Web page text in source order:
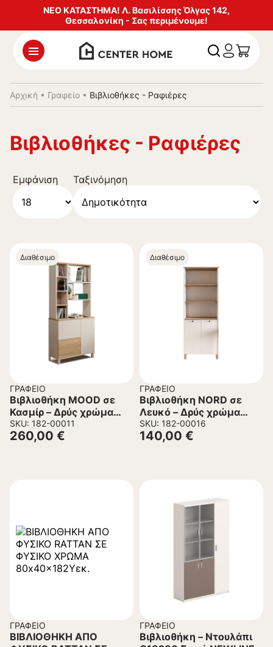
ΝΕΟ ΚΑΤΑΣΤΗΜΑ! Λ. Βασιλίσσης Όλγας 142,
Θεσσαλονίκη - Σας περιμένουμε!
Αρχική • Γραφείο • Βιβλιοθήκες - Ραφιέρες
Βιβλιοθήκες - Ραφιέρες
Εμφάνιση Ταξινόμηση
Διαθέσιμο
ΓΡΑΦΕΊΟ
Βιβλιοθήκη MOOD σε
Κασμίρ – Δρύς χρώμα
87x35x187,8εκ.
SKU: 182-00011
260,00 €
Διαθέσιμο
ΓΡΑΦΕΊΟ
Βιβλιοθήκη NORD σε
Λευκό – Δρύς χρώμα
69,5x32x180εκ.
SKU: 182-00016
140,00 €
ΓΡΑΦΕΊΟ
ΒΙΒΛΙΟΘΗΚΗ ΑΠΟ
ΓΡΑΦΕΊΟ
Βιβλιοθήκη – Ντουλάπι